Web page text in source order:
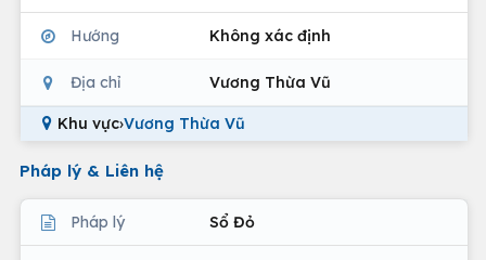
Hướng Không xác định
Địa chỉ Vương Thừa Vũ
Khu vực›Vương Thừa Vũ
Pháp lý & Liên hệ
Pháp lý Sổ Đỏ